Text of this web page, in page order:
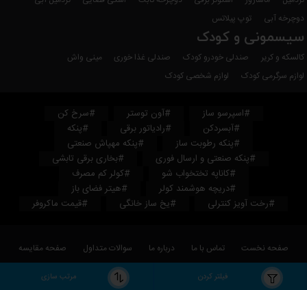
مرتب سازی فیلتر کردن
دوچرخه آبی
توپ پیلاتس
سیسمونی و کودک
کالسکه و کریر صندلی خودرو کودک صندلی غذا خوری
مینی واش
لوازم سرگرمی کودک
لوازم شخصی کودک
#اسپرسو ساز #آون توستر
#سرخ کن
#آبسردکن
#رادیاتور برقی
#پنکه
#پنکه رطوبت ساز
#پنکه مهپاش صنعتی
#پنکه صنعتی و ارسال فوری
#بخاری برقی تابشی
#کاناپه تختخواب شو
#کولر کم مصرف
#دریچه هوشمند کولر
#هیتر فضای باز
#رخت آویز کنترلی
#یخ ساز خانگی #قیمت ماکروفر
صفحه نخست تماس با ما درباره ما سوالات متداول صفحه مقایسه
© تمامی حقوق این سایت برایدالانو